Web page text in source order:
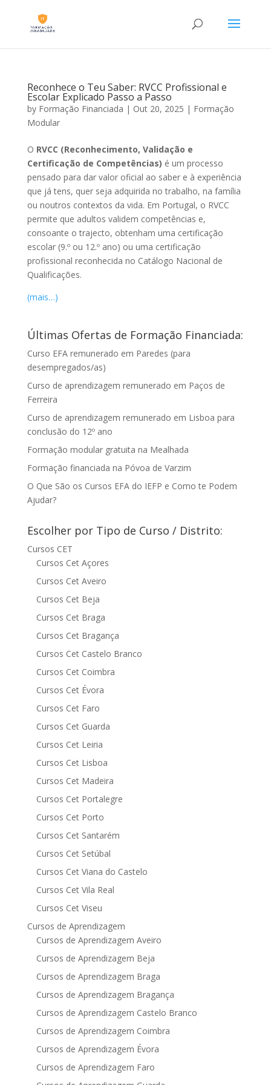
Reconhece o Teu Saber: RVCC Profissional e
Escolar Explicado Passo a Passo
by Formação Financiada | Out 20, 2025 | Formação
Modular
O RVCC (Reconhecimento, Validação e
Certificação de Competências) é um processo
pensado para dar valor oficial ao saber e à experiência
que já tens, quer seja adquirida no trabalho, na família
ou noutros contextos da vida. Em Portugal, o RVCC
permite que adultos validem competências e,
consoante o trajecto, obtenham uma certificação
escolar (9.º ou 12.º ano) ou uma certificação
profissional reconhecida no Catálogo Nacional de
Qualificações.
(mais…)
Últimas Ofertas de Formação Financiada:
Curso EFA remunerado em Paredes (para
desempregados/as)
Curso de aprendizagem remunerado em Paços de
Ferreira
Curso de aprendizagem remunerado em Lisboa para
conclusão do 12º ano
Formação modular gratuita na Mealhada
Formação financiada na Póvoa de Varzim
O Que São os Cursos EFA do IEFP e Como te Podem
Ajudar?
Escolher por Tipo de Curso / Distrito:
Cursos CET
Cursos Cet Açores
Cursos Cet Aveiro
Cursos Cet Beja
Cursos Cet Braga
Cursos Cet Bragança
Cursos Cet Castelo Branco
Cursos Cet Coimbra
Cursos Cet Évora
Cursos Cet Faro
Cursos Cet Guarda
Cursos Cet Leiria
Cursos Cet Lisboa
Cursos Cet Madeira
Cursos Cet Portalegre
Cursos Cet Porto
Cursos Cet Santarém
Cursos Cet Setúbal
Cursos Cet Viana do Castelo
Cursos Cet Vila Real
Cursos Cet Viseu
Cursos de Aprendizagem
Cursos de Aprendizagem Aveiro
Cursos de Aprendizagem Beja
Cursos de Aprendizagem Braga
Cursos de Aprendizagem Bragança
Cursos de Aprendizagem Castelo Branco
Cursos de Aprendizagem Coimbra
Cursos de Aprendizagem Évora
Cursos de Aprendizagem Faro